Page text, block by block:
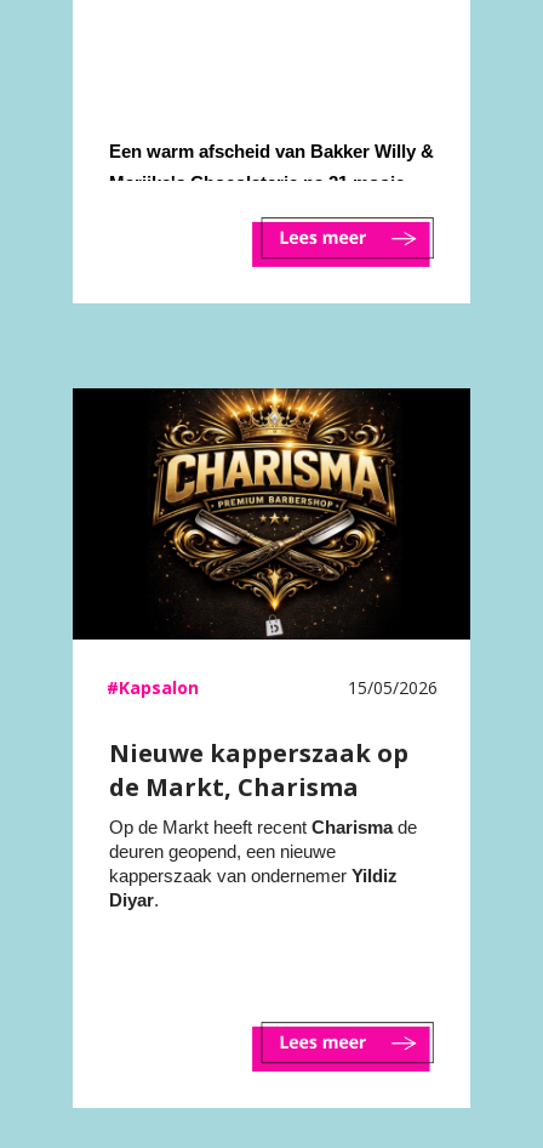
Een warm afscheid van Bakker Willy &
Marijke's Chocolaterie na 21 mooie
#Kapsalon 15/05/2026
Nieuwe kapperszaak op
de Markt, Charisma
Op de Markt heeft recent Charismade
deuren geopend, een nieuwe
kapperszaak van ondernemer Yildiz
Diyar.